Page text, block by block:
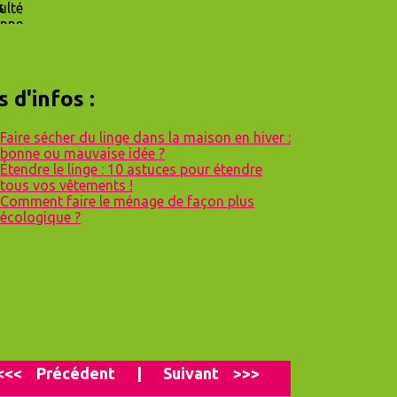
d'infos :
Faire sécher du linge dans la maison en hiver :
bonne ou mauvaise idée ?
Étendre le linge : 10 astuces pour étendre
tous vos vêtements !
Comment faire le ménage de façon plus
écologique ?
Précédent Suivant >>>